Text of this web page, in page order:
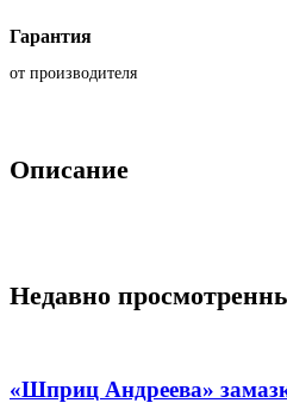
Гарантия
от производителя
Описание
Недавно
«Шприц Андреева»